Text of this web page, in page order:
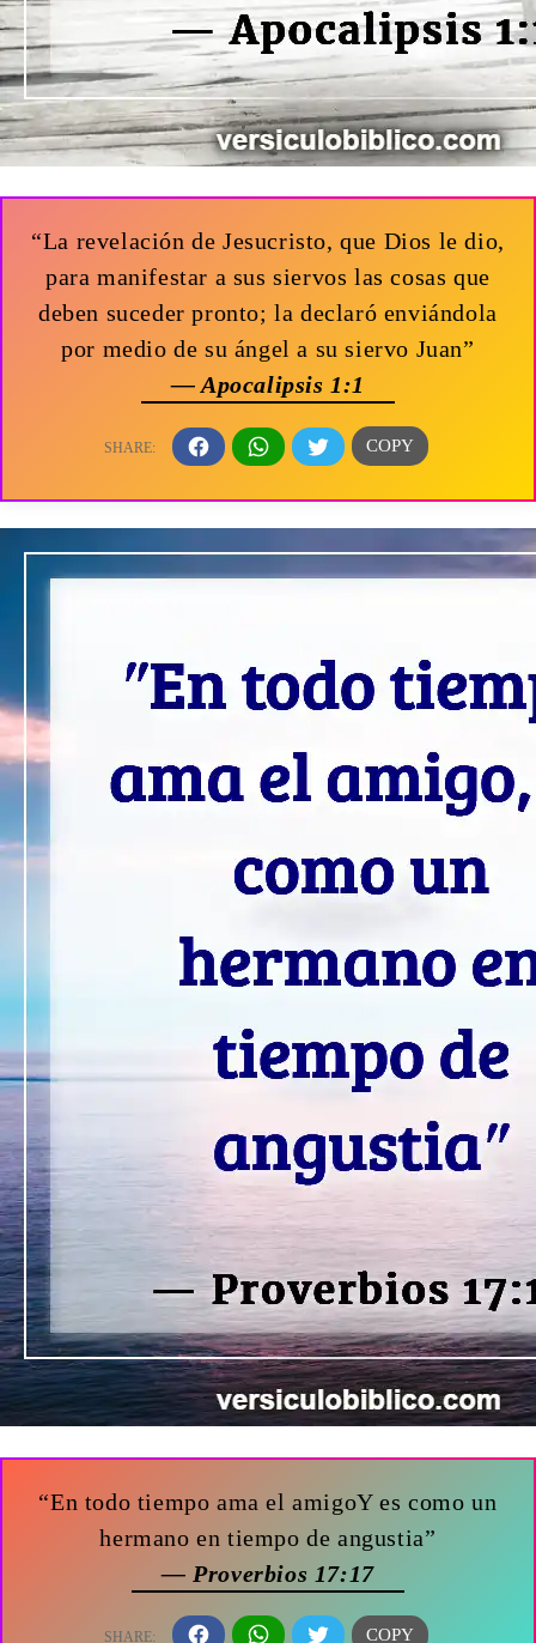
“La revelación de Jesucristo, que Dios le dio,
para manifestar a sus siervos las cosas que
deben suceder pronto; la declaró enviándola
por medio de su ángel a su siervo Juan”
— Apocalipsis 1:1
“En todo tiempo ama el amigoY es como un
hermano en tiempo de angustia”
— Proverbios 17:17